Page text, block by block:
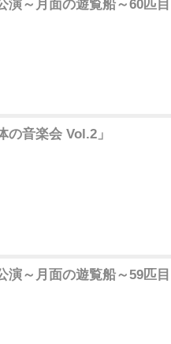
～月面の遊覧船～60匹目
音楽会 Vol.2」
～月面の遊覧船～59匹目